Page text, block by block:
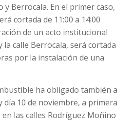
y Berrocala. En el primer caso,
cortada de 11:00 a 14:00
de un acto institucional
la calle Berrocala, será cortada
por la instalación de una
ha obligado también a
día 10 de noviembre, a primera
las calles Rodríguez Moñino